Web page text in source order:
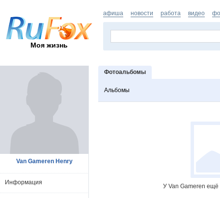
Моя жизнь
афиша новости работа видео
Фотоальбомы
Альбомы
У Van Gameren ещё
Van Gameren Henry
Информация